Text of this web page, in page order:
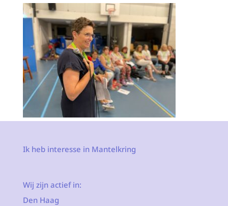
Ik heb interesse in Mantelkring
Wij zijn actief in:
Den Haag